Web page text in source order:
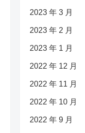
2023 年 3 月
2023 年 2 月
2023 年 1 月
2022 年 12 月
2022 年 11 月
2022 年 10 月
2022 年 9 月